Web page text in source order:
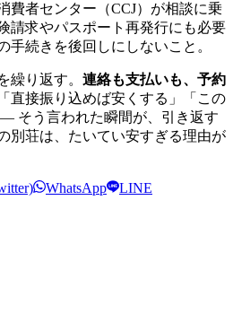
費者センター（CCJ）が相談に乗
請求やパスポート再発行にも必要
手続きを後回しにしないこと。
繰り返す。 連絡も支払いも、予約
「直接振り込めば安くする」「この
そう言われた瞬間が、引き返す
別荘は、たいてい安すぎる理由が
WhatsApp
LINE